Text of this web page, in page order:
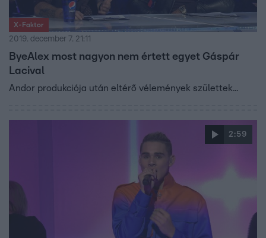
X-Faktor
2019. december 7. 21:11
ByeAlex most nagyon nem értett egyet Gáspár
Lacival
Andor produkciója után eltérő vélemények születtek...
2:59